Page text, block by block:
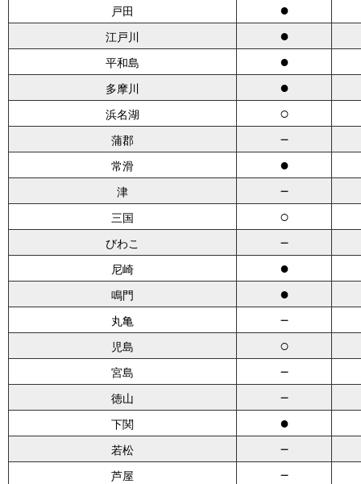
戸田 ●
江戸川 ●
平和島 ●
多摩川 ●
浜名湖 ○
蒲郡 －
常滑 ●
津 －
三国 ○
びわこ －
尼崎 ●
鳴門 ●
丸亀 －
児島 ○
宮島 －
徳山 －
下関 ●
若松 －
芦屋 －